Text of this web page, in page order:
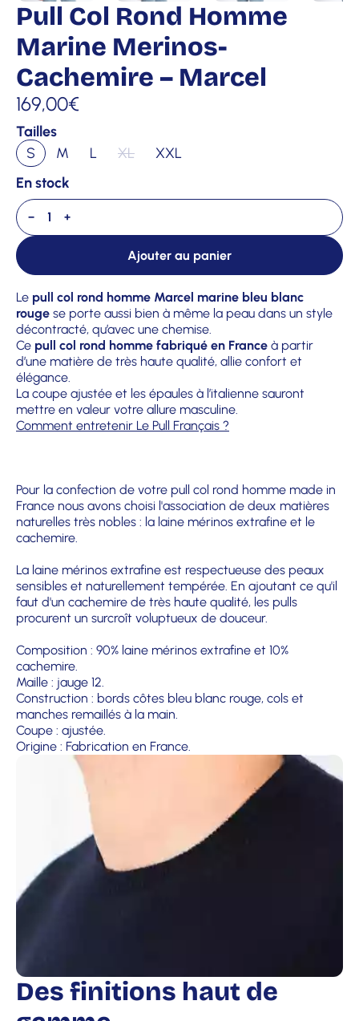
Pull Col Rond Homme
Marine Merinos-
Cachemire – Marcel
169,00€
Tailles
S
M L XL
XXL
En stock
− +
Ajouter au panier
Le pull col rond homme Marcel marine bleu blanc
rouge se porte aussi bien à même la peau dans un style
décontracté, qu’avec une chemise.
Ce pull col rond homme fabriqué en France à partir
d’une matière de très haute qualité, allie confort et
élégance.
La coupe ajustée et les épaules à l’italienne sauront
mettre en valeur votre allure masculine.
Comment entretenir Le Pull Français ?
Pour la confection de votre pull col rond homme made in
France nous avons choisi l'association de deux matières
naturelles très nobles : la laine mérinos extrafine et le
cachemire.
La laine mérinos extrafine est respectueuse des peaux
sensibles et naturellement tempérée. En ajoutant ce qu'il
faut d'un cachemire de très haute qualité, les pulls
procurent un surcroît voluptueux de douceur.
Composition : 90% laine mérinos extrafine et 10%
cachemire.
Maille : jauge 12.
Construction : bords côtes bleu blanc rouge, cols et
manches remaillés à la main.
Coupe : ajustée.
Origine : Fabrication en France.
Des finitions haut de